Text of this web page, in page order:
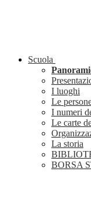
Scuola
I luoghi
Le
I numeri
Le carte
La storia
BORSA